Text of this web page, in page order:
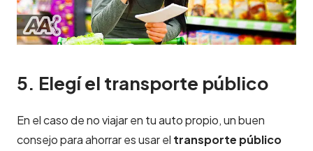
5. Elegí el transporte público
En el caso de no viajar en tu auto propio, un buen
consejo para ahorrar es usar el transporte público